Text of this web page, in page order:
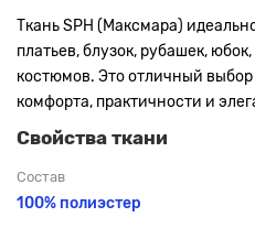
Ткань SPH (Максмара)
платьев, блузок, рубашек,
костюмов. Это отличный
комфорта, практичности и
Свойства ткани
Состав
100% полиэстер